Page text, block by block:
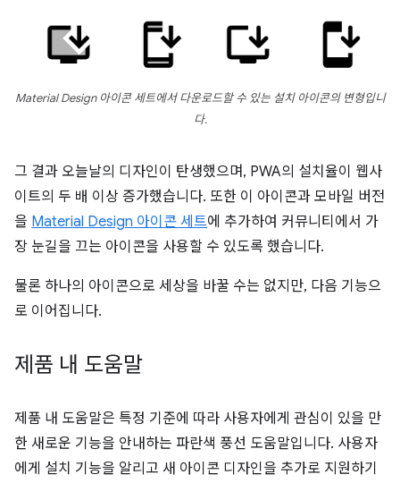
Material Design 아이콘 세트에서 다운로드할 수 있는 설치 아이콘의 변형입니
다.
그 결과 오늘날의 디자인이 탄생했으며, PWA의 설치율이 웹사
이트의 두 배 이상 증가했습니다. 또한 이 아이콘과 모바일 버전
을 Material Design 아이콘 세트에 추가하여 커뮤니티에서 가
장 눈길을 끄는 아이콘을 사용할 수 있도록 했습니다.
물론 하나의 아이콘으로 세상을 바꿀 수는 없지만, 다음 기능으
로 이어집니다.
제품 내 도움말
제품 내 도움말은 특정 기준에 따라 사용자에게 관심이 있을 만
한 새로운 기능을 안내하는 파란색 풍선 도움말입니다. 사용자
에게 설치 기능을 알리고 새 아이콘 디자인을 추가로 지원하기